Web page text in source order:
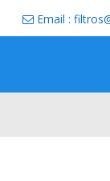
 Email :